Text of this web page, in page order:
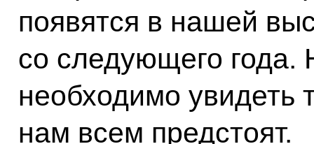
появятся в нашей
со следующего года.
необходимо увидеть
нам всем предстоят.